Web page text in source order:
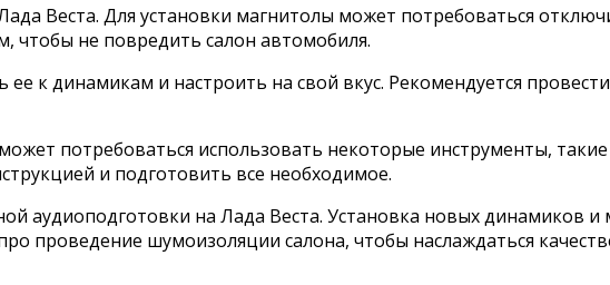
Веста. Для установки магнитолы может потребоваться
не повредить салон автомобиля.
к динамикам и настроить на свой вкус. Рекомендуется
потребоваться использовать некоторые инструменты,
и подготовить все необходимое.
аудиоподготовки на Лада Веста. Установка новых динамиков
проведение шумоизоляции салона, чтобы наслаждаться